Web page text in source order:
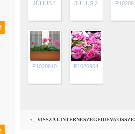
JÚLIUS 1 JÚLIUS 2
P1020910 P1020904
VISSZA LINTERNESZEGEDIEVA